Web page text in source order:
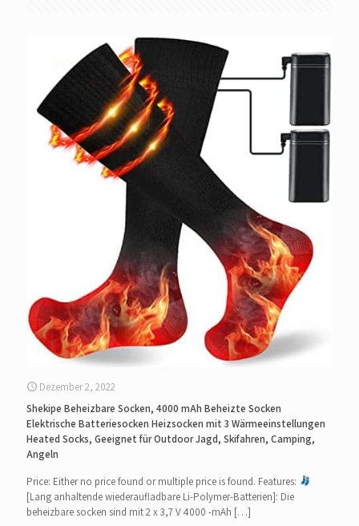
Dezember 2, 2022
Shekipe Beheizbare Socken, 4000 mAh Beheizte Socken
Elektrische Batteriesocken Heizsocken mit 3 Wärmeeinstellungen
Heated Socks, Geeignet für Outdoor Jagd, Skifahren, Camping,
Angeln
Price: Either no price found or multiple price is found. Features:
[Lang anhaltende wiederaufladbare Li-Polymer-Batterien]: Die
beheizbare socken sind mit 2 x 3,7 V 4000 -mAh […]